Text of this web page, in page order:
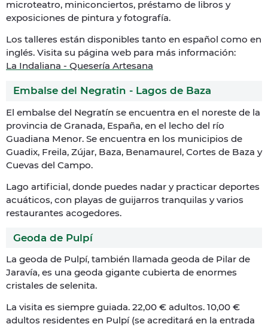
microteatro, miniconciertos, préstamo de libros y
exposiciones de pintura y fotografía.
Los talleres están disponibles tanto en español como en
inglés. Visita su página web para más información:
La Indaliana - Quesería Artesana
Embalse del Negratin - Lagos de Baza
El embalse del Negratín se encuentra en el noreste de la
provincia de Granada, España, en el lecho del río
Guadiana Menor. Se encuentra en los municipios de
Guadix, Freila, Zújar, Baza, Benamaurel, Cortes de Baza y
Cuevas del Campo.
Lago artificial, donde puedes nadar y practicar deportes
acuáticos, con playas de guijarros tranquilas y varios
restaurantes acogedores.
Geoda de Pulpí
La geoda de Pulpí, también llamada geoda de Pilar de
Jaravía, es una geoda gigante cubierta de enormes
cristales de selenita.
La visita es siempre guiada. 22,00 € adultos. 10,00 €
adultos residentes en Pulpí (se acreditará en la entrada